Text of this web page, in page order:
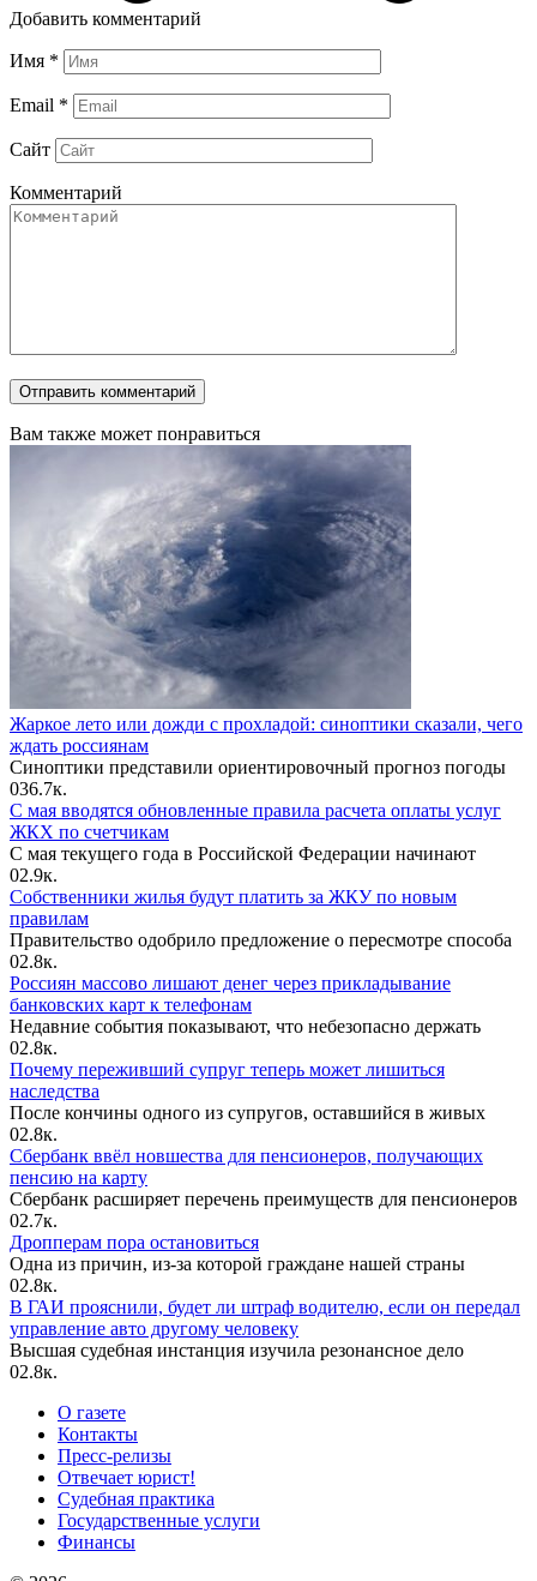
Добавить комментарий
Имя *
Email *
Сайт
Комментарий
Вам также может понравиться
Жаркое лето или дожди с прохладой: синоптики сказали, чего
ждать россиянам
Синоптики представили ориентировочный прогноз погоды
036.7к.
С мая вводятся обновленные правила расчета оплаты услуг
ЖКХ по счетчикам
С мая текущего года в Российской Федерации начинают
02.9к.
Собственники жилья будут платить за ЖКУ по новым
правилам
Правительство одобрило предложение о пересмотре способа
02.8к.
Россиян массово лишают денег через прикладывание
банковских карт к телефонам
Недавние события показывают, что небезопасно держать
02.8к.
Почему переживший супруг теперь может лишиться
наследства
После кончины одного из супругов, оставшийся в живых
02.8к.
Сбербанк ввёл новшества для пенсионеров, получающих
пенсию на карту
Сбербанк расширяет перечень преимуществ для пенсионеров
02.7к.
Дропперам пора остановиться
Одна из причин, из-за которой граждане нашей страны
02.8к.
В ГАИ прояснили, будет ли штраф водителю, если он передал
управление авто другому человеку
Высшая судебная инстанция изучила резонансное дело
02.8к.
О газете
Контакты
Пресс-релизы
Отвечает юрист!
Судебная практика
Государственные услуги
Финансы